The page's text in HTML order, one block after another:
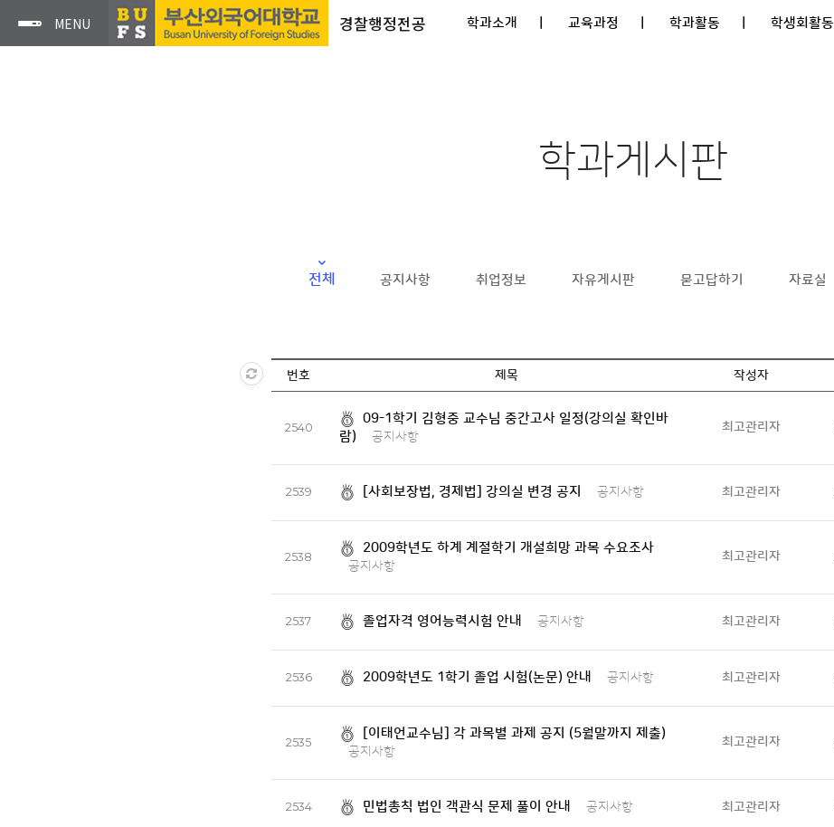
경찰행정전공 학과소개 | 교육과정 | 학과활동 | 학생회활동
학과게시판
전체 공지사항 취업정보 자유게시판 묻고답하기 자료실
번호 제목 작성자
2540
09-1학기 김형중 교수님 중간고사 일정(강의실 확인바
람)
공지사항
최고관리자
2539 [사회보장법, 경제법] 강의실 변경 공지 공지사항 최고관리자
2538
2009학년도 하계 계절학기 개설희망 과목 수요조사
공지사항
최고관리자
2537 졸업자격 영어능력시험 안내 공지사항 최고관리자
2536 2009학년도 1학기 졸업 시험(논문) 안내 공지사항 최고관리자
2535
[이태언교수님] 각 과목별 과제 공지 (5월말까지 제출)
공지사항
최고관리자
2534 민법총칙 법인 객관식 문제 풀이 안내 공지사항 최고관리자